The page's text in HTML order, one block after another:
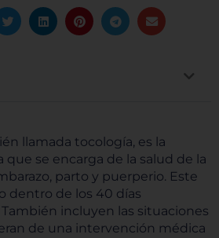
llamada tocología, es la
se encarga de la salud de la
parto y puerperio. Este
dentro de los 40 días
incluyen las situaciones
de una intervención médica